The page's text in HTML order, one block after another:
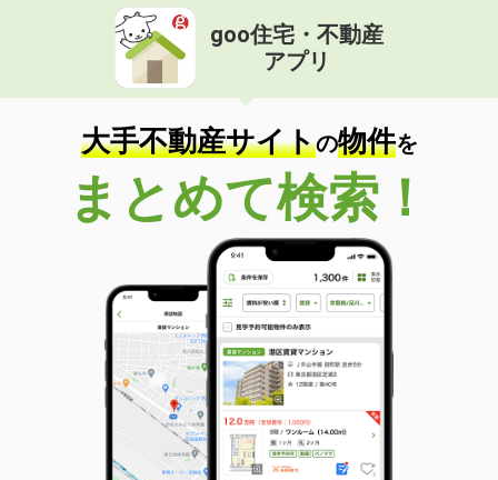
goo住宅・不動産
アプリ
大手不動産サイトの物件を
まとめて検索！